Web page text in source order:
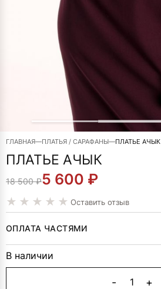
ГЛАВНАЯ—ПЛАТЬЯ / САРАФАНЫ—ПЛАТЬЕ АЧЫК
ПЛАТЬЕ АЧЫК
18 500₽
ПЕРВОНАЧАЛЬНАЯ
ЦЕНА
СОСТАВЛЯЛА
18
500 ₽.
5 600 ₽
ТЕКУЩАЯ
ЦЕНА:
5
600 ₽.
Оставить отзыв
ОПЛАТА ЧАСТЯМИ
В наличии
- 1 +